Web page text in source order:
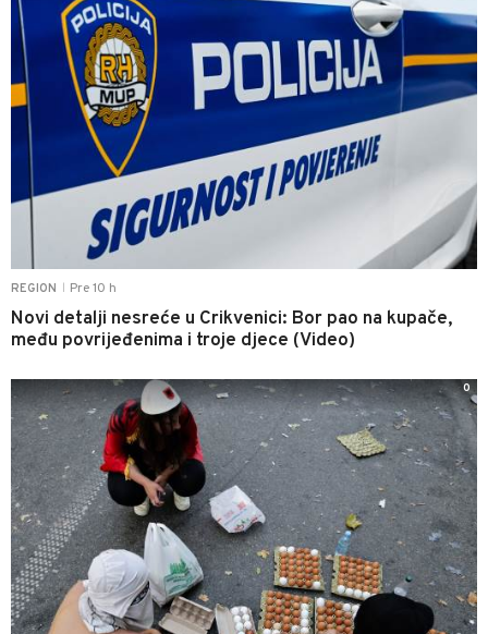
REGION Pre 10 h
Novi detalji nesreće u Crikvenici: Bor pao na kupače,
među povrijeđenima i troje djece (Video)
0